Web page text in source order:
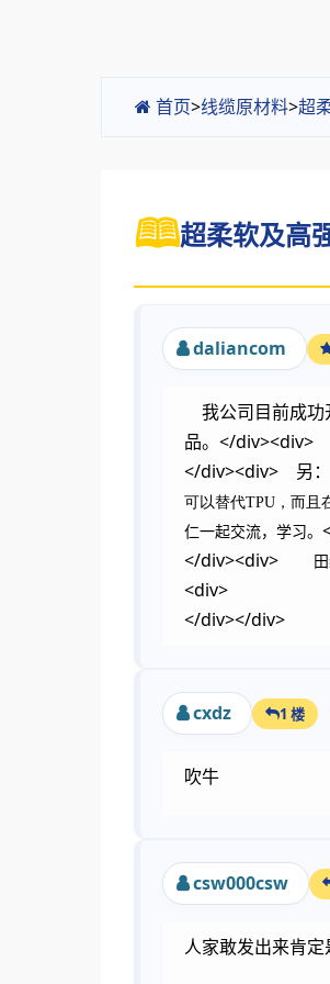
首页>线缆原材料>超
超柔软及高
daliancom
我公司目前成功
品。</div><div>
</div><div> 另：
可以替代TPU，而且
仁一起交流，学习。
</div><div> 田继
<div>
</div></div>
cxdz 1 楼
吹牛
csw000csw
人家敢发出来肯